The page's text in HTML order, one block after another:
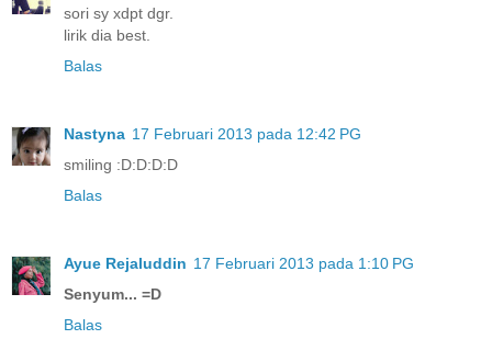
sori sy xdpt dgr.
lirik dia best.
Balas
Nastyna 17 Februari 2013 pada 12:42 PG
smiling :D:D:D:D
Balas
Ayue Rejaluddin 17 Februari 2013 pada 1:10 PG
Senyum... =D
Balas